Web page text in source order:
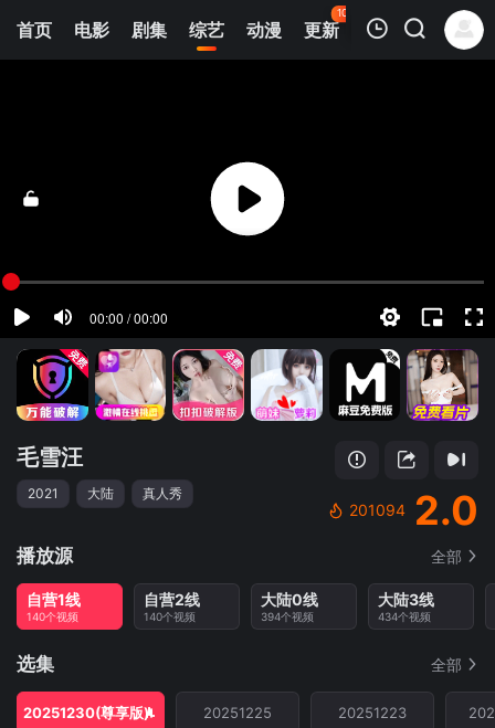
首页 电影 剧集 综艺 动漫 更新
104
热榜 APP
清空
毛雪汪
2021 大陆 真人秀
201094 2.0
播放源 全部
自营1线
140个视频
自营2线
140个视频
大陆0线
394个视频
大陆3线
434个视频
选集 全部
20251230(尊享版) 20251225 20251223